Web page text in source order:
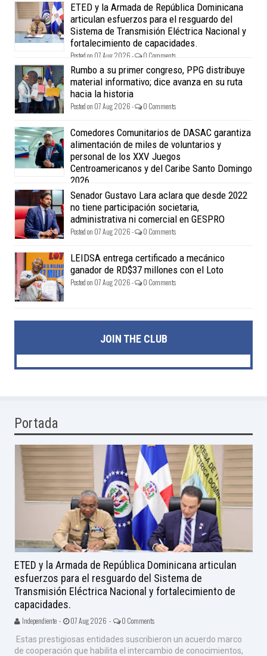
ETED y la Armada de República Dominicana
articulan esfuerzos para el resguardo del
Sistema de Transmisión Eléctrica Nacional y
fortalecimiento de capacidades.
Posted on 07 Aug 2026 - 0 Comments
Rumbo a su primer congreso, PPG distribuye
material informativo; dice avanza en su ruta
hacia la historia
Posted on 07 Aug 2026 - 0 Comments
Comedores Comunitarios de DASAC garantiza
alimentación de miles de voluntarios y
personal de los XXV Juegos
Centroamericanos y del Caribe Santo Domingo
2026
Posted on 07 Aug 2026 - 0 Comments
Senador Gustavo Lara aclara que desde 2022
no tiene participación societaria,
administrativa ni comercial en GESPRO
Posted on 07 Aug 2026 - 0 Comments
LEIDSA entrega certificado a mecánico
ganador de RD$37 millones con el Loto
Posted on 07 Aug 2026 - 0 Comments
JOIN THE CLUB
Portada
ETED y la Armada de República Dominicana articulan
esfuerzos para el resguardo del Sistema de
Transmisión Eléctrica Nacional y fortalecimiento de
capacidades.
Independiente - 07 Aug 2026 - 0 Comments
Estas prestigiosas entidades suscribieron un acuerdo marco
de cooperación que habilita el intercambio de conocimientos,